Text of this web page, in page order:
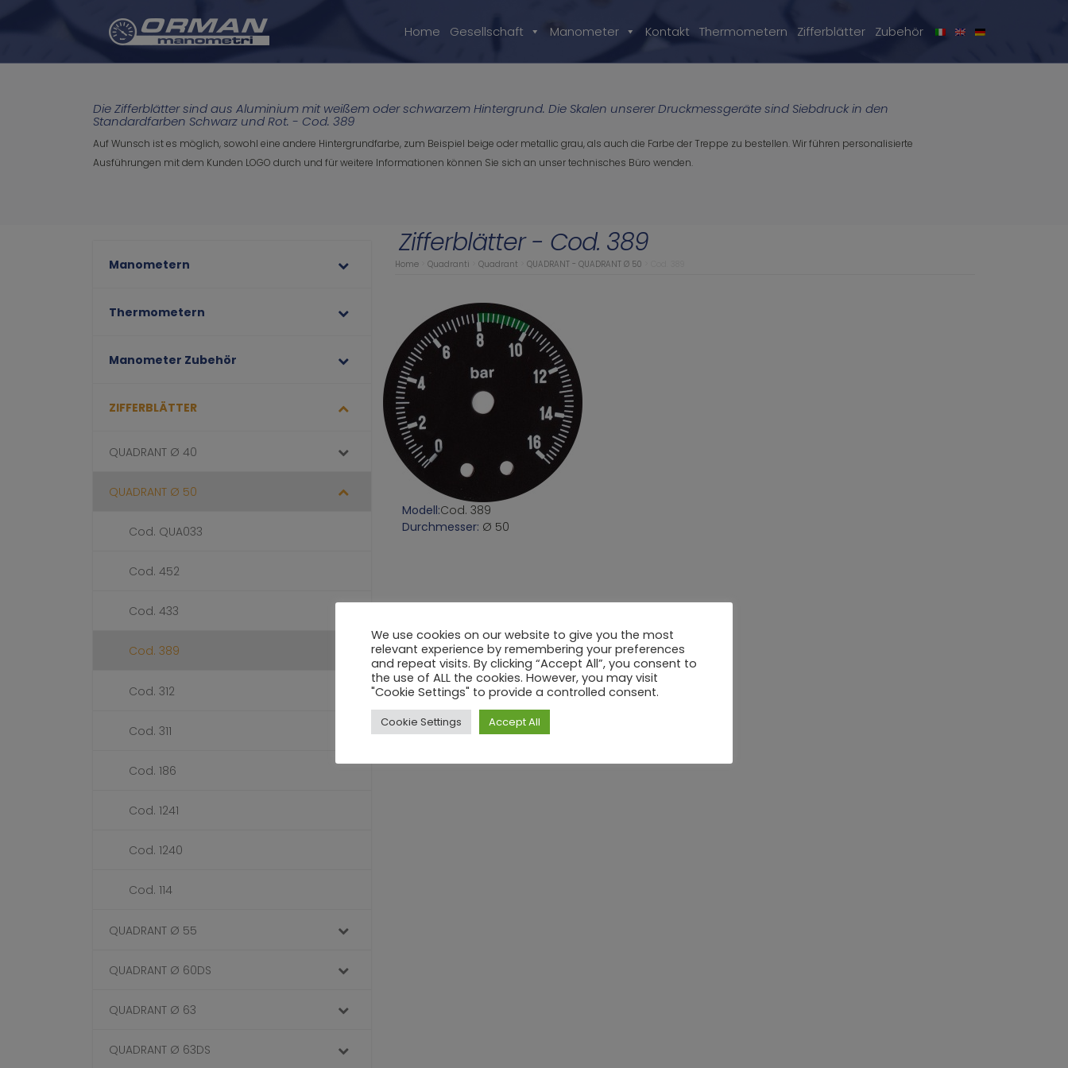
Home Gesellschaft Manometer Kontakt Thermometern Zifferblätter Zubehör
Die Zifferblätter sind aus Aluminium mit weißem oder schwarzem Hintergrund. Die Skalen unserer Druckmessgeräte sind Siebdruck in den
Standardfarben Schwarz und Rot. - Cod. 389
Auf Wunsch ist es möglich, sowohl eine andere Hintergrundfarbe, zum Beispiel beige oder metallic grau, als auch die Farbe der Treppe zu bestellen. Wir führen personalisierte
Ausführungen mit dem Kunden LOGO durch und für weitere Informationen können Sie sich an unser technisches Büro wenden.
Manometern
Thermometern
Manometer Zubehör
ZIFFERBLÄTTER
QUADRANT Ø 40
QUADRANT Ø 50
Cod. QUA033
Cod. 452
Cod. 433
Cod. 389
Cod. 312
Cod. 311
Cod. 186
Cod. 1241
Cod. 1240
Cod. 114
QUADRANT Ø 55
QUADRANT Ø 60DS
QUADRANT Ø 63
QUADRANT Ø 63DS
Zifferblätter - Cod. 389
Home Quadranti Quadrant QUADRANT - QUADRANT Ø 50
Modell:Cod. 389
Durchmesser: Ø 50
We use cookies on our website to give you the most
relevant experience by remembering your preferences
and repeat visits. By clicking “Accept All”, you consent to
the use of ALL the cookies. However, you may visit
"Cookie Settings" to provide a controlled consent.
Cookie Settings Accept All